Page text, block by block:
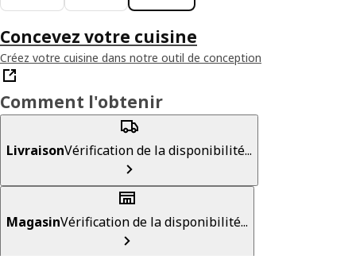
Concevez votre cuisine
Créez votre cuisine dans notre outil de conception
Comment l'obtenir
LivraisonVérification de la disponibilité...
MagasinVérification de la disponibilité...